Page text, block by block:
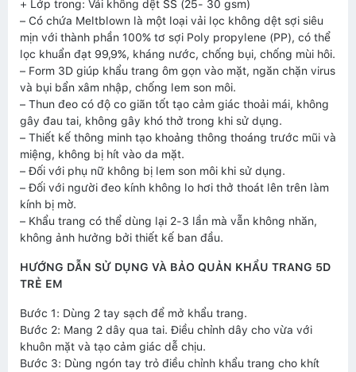
+ Lớp trong: Vải không dệt SS (25- 30 gsm)
– Có chứa Meltblown là một loại vải lọc không dệt sợi siêu
mịn với thành phần 100% tơ sợi Poly propylene (PP), có thể
lọc khuẩn đạt 99,9%, kháng nước, chống bụi, chống mùi hôi.
– Form 3D giúp khẩu trang ôm gọn vào mặt, ngăn chặn virus
và bụi bẩn xâm nhập, chống lem son môi.
– Thun đeo có độ co giãn tốt tạo cảm giác thoải mái, không
gây đau tai, không gây khó thở trong khi sử dụng.
– Thiết kế thông minh tạo khoảng thông thoáng trước mũi và
miệng, không bị hít vào da mặt.
– Đối với phụ nữ không bị lem son môi khi sử dụng.
– Đối với người đeo kính không lo hơi thở thoát lên trên làm
kính bị mờ.
– Khẩu trang có thể dùng lại 2-3 lần mà vẫn không nhăn,
không ảnh hưởng bởi thiết kế ban đầu.
HƯỚNG DẪN SỬ DỤNG VÀ BẢO QUẢN KHẨU TRANG 5D
TRẺ EM
Bước 1: Dùng 2 tay sạch để mở khẩu trang.
Bước 2: Mang 2 dây qua tai. Điều chỉnh dây cho vừa với
khuôn mặt và tạo cảm giác dễ chịu.
Bước 3: Dùng ngón tay trỏ điều chỉnh khẩu trang cho khít